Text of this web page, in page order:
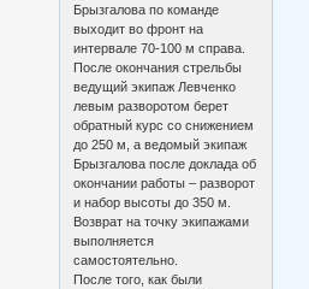
Брызгалова по команде
выходит во фронт на
интервале 70-100 м справа.
После окончания стрельбы
ведущий экипаж Левченко
левым разворотом берет
обратный курс со снижением
до 250 м, а ведомый экипаж
Брызгалова после доклада об
окончании работы – разворот
и набор высоты до 350 м.
Возврат на точку экипажами
выполняется
самостоятельно.
После того, как были